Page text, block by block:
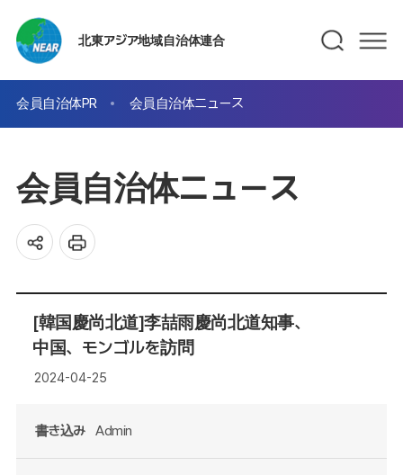
北東アジア地域自治体連合
会員自治体PR 会員自治体ニュース
会員自治体ニュース
[韓国慶尚北道]李喆雨慶尚北道知事、
中国、モンゴルを訪問
2024-04-25
書き込み Admin